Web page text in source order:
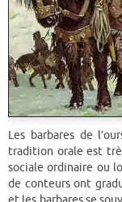
Les barbares de
tradition orale est
sociale ordinaire ou
de conteurs ont